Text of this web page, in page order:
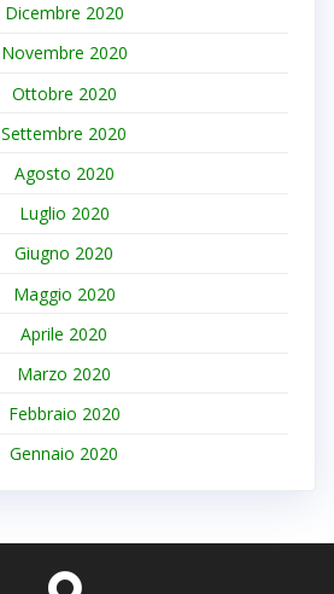
Dicembre 2020
Novembre 2020
Ottobre 2020
Settembre 2020
Agosto 2020
Luglio 2020
Giugno 2020
Maggio 2020
Aprile 2020
Marzo 2020
Febbraio 2020
Gennaio 2020